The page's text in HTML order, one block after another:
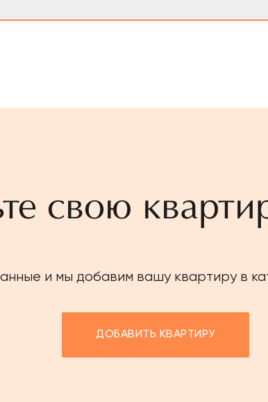
свою
и мы добавим вашу квартиру в
ДОБАВИТЬ КВАРТИРУ